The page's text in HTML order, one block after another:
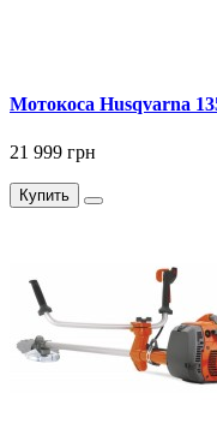
Мотокоса Husqvarna
21 999 грн
Купить